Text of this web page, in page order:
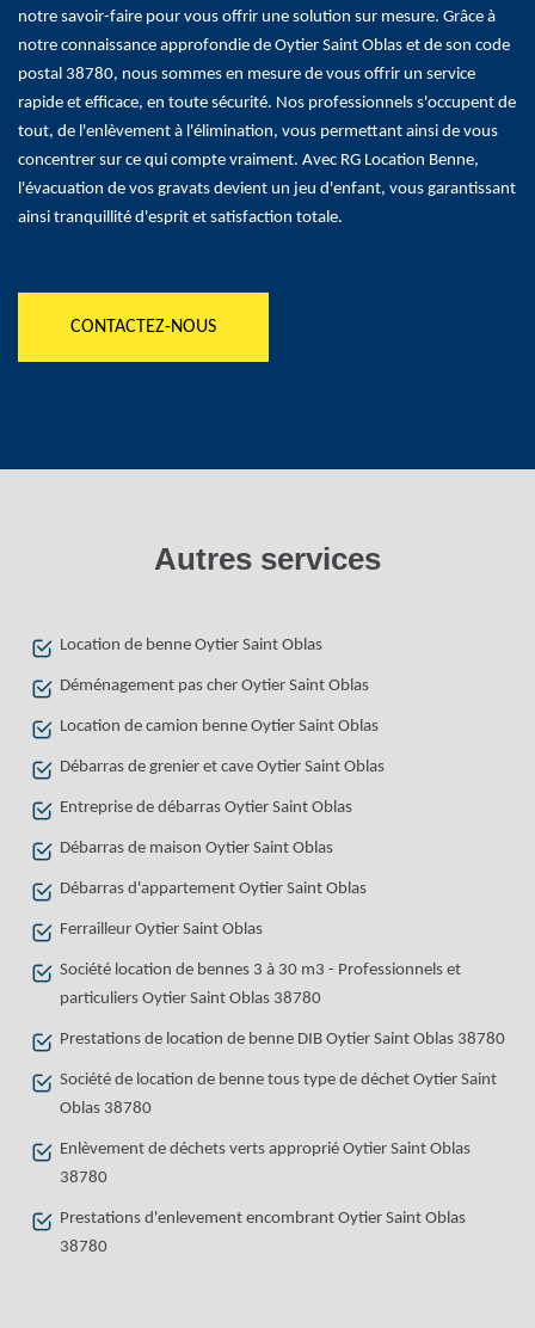
notre savoir-faire pour vous offrir une solution sur mesure. Grâce à
notre connaissance approfondie de Oytier Saint Oblas et de son code
postal 38780, nous sommes en mesure de vous offrir un service
rapide et efficace, en toute sécurité. Nos professionnels s'occupent de
tout, de l'enlèvement à l'élimination, vous permettant ainsi de vous
concentrer sur ce qui compte vraiment. Avec RG Location Benne,
l'évacuation de vos gravats devient un jeu d'enfant, vous garantissant
ainsi tranquillité d'esprit et satisfaction totale.
CONTACTEZ-NOUS
Autres services
Location de benne Oytier Saint Oblas
Déménagement pas cher Oytier Saint Oblas
Location de camion benne Oytier Saint Oblas
Débarras de grenier et cave Oytier Saint Oblas
Entreprise de débarras Oytier Saint Oblas
Débarras de maison Oytier Saint Oblas
Débarras d'appartement Oytier Saint Oblas
Ferrailleur Oytier Saint Oblas
Société location de bennes 3 à 30 m3 - Professionnels et
particuliers Oytier Saint Oblas 38780
Prestations de location de benne DIB Oytier Saint Oblas 38780
Société de location de benne tous type de déchet Oytier Saint
Oblas 38780
Enlèvement de déchets verts approprié Oytier Saint Oblas
38780
Prestations d'enlevement encombrant Oytier Saint Oblas
38780